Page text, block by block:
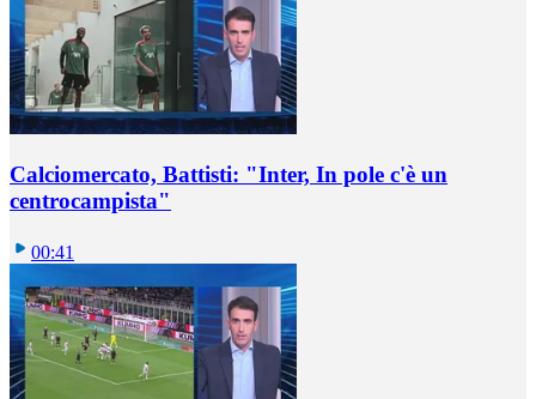
Calciomercato, Battisti: "Inter, In pole c'è un
centrocampista"
00:41